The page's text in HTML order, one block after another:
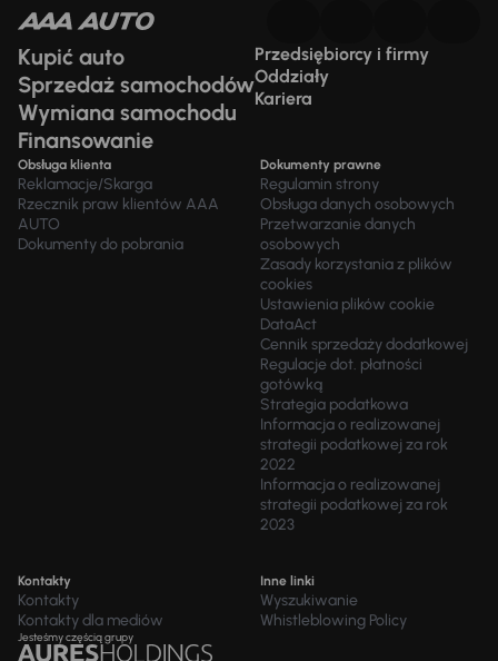
Kupić auto
Sprzedaż samochodów
Wymiana samochodu
Finansowanie
Przedsiębiorcy i firmy
Oddziały
Kariera
Obsługa klienta
Reklamacje/Skarga
Rzecznik praw klientów AAA
AUTO
Dokumenty do pobrania
Dokumenty prawne
Regulamin strony
Obsługa danych osobowych
Przetwarzanie danych
osobowych
Zasady korzystania z plików
cookies
Ustawienia plików cookie
DataAct
Cennik sprzedaży dodatkowej
Regulacje dot. płatności
gotówką
Strategia podatkowa
Informacja o realizowanej
strategii podatkowej za rok
2022
Informacja o realizowanej
strategii podatkowej za rok
2023
Kontakty
Kontakty
Kontakty dla mediów
Inne linki
Wyszukiwanie
Whistleblowing Policy
Jesteśmy częścią grupy